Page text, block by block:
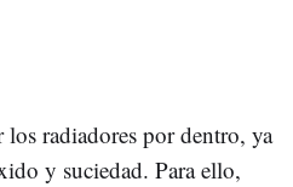
radiadores por dentro, ya
y suciedad. Para ello,